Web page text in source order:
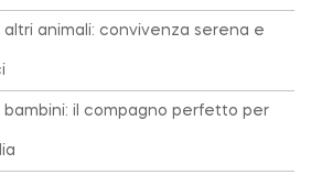
altri animali: convivenza serena e
bambini: il compagno perfetto per